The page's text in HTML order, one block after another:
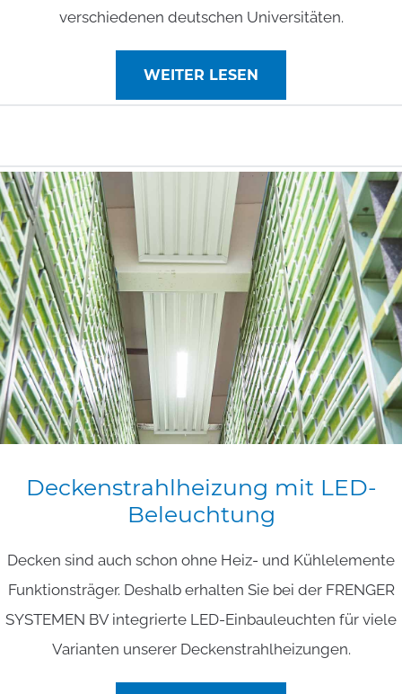
verschiedenen deutschen Universitäten.
WEITER LESEN
Deckenstrahlheizung mit LED-
Beleuchtung
Decken sind auch schon ohne Heiz- und Kühlelemente
Funktionsträger. Deshalb erhalten Sie bei der FRENGER
SYSTEMEN BV integrierte LED-Einbauleuchten für viele
Varianten unserer Deckenstrahlheizungen.